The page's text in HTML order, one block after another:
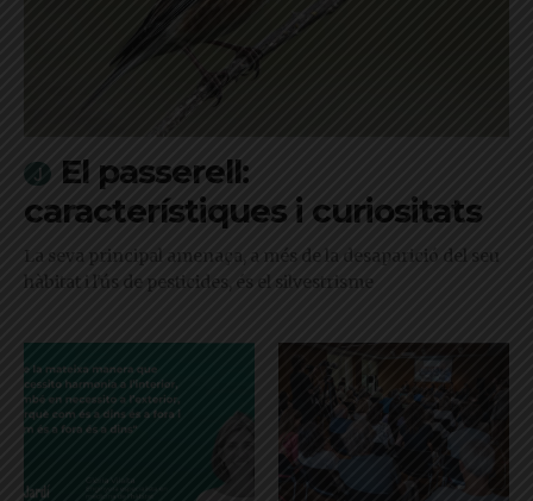
El passerell:
característiques i curiositats
La seva principal amenaça, a més de la desaparició del seu
hàbitat i l'ús de pesticides, és el silvestrisme